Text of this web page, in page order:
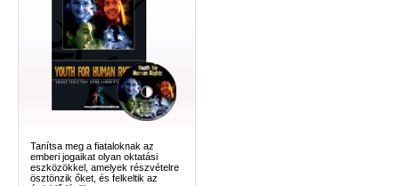
Tanítsa meg a fiataloknak az
emberi jogaikat olyan oktatási
eszközökkel, amelyek részvételre
ösztönzik őket, és felkeltik az